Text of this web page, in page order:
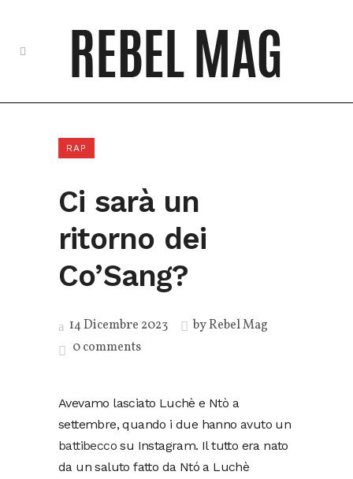
RAP
Ci sarà un
ritorno dei
Co’Sang?
14 Dicembre 2023 byRebel Mag
0 comments
Avevamo lasciato Luchè e Ntò a
settembre, quando i due hanno avuto un
battibecco su Instagram. Il tutto era nato
da un saluto fatto da Ntó a Luchè